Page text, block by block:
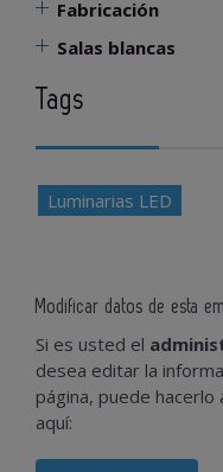
Fabricación
Salas blancas
Tags
Luminarias LED
Modificar datos de esta
Si es usted el
desea editar la
página, puede
aquí: